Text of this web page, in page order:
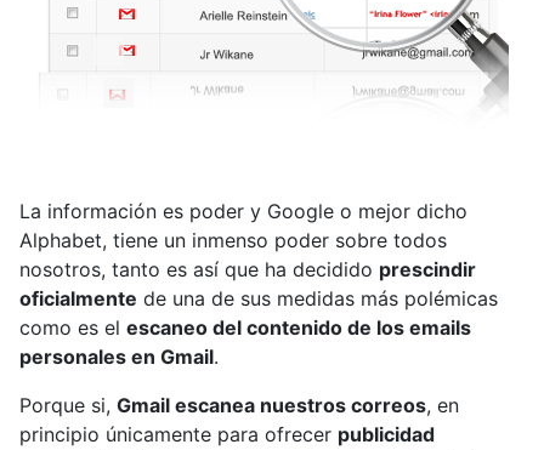
La información es poder y Google o mejor dicho
Alphabet, tiene un inmenso poder sobre todos
nosotros, tanto es así que ha decidido prescindir
oficialmente de una de sus medidas más polémicas
como es el escaneo del contenido de los emails
personales en Gmail.
Porque si, Gmail escanea nuestros correos, en
principio únicamente para ofrecer publicidad